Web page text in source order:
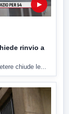
▶
rinvio a
chiude le...